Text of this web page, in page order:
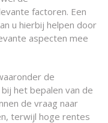
factoren. Een
u hierbij helpen door
aspecten mee
de
het bepalen van de
de vraag naar
terwijl hoge rentes